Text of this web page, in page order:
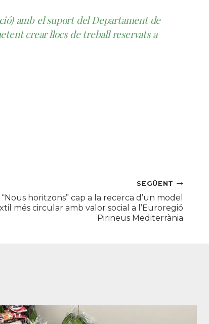
amb el suport del Departament de
crear llocs de treball reservats a
SEGÜENT
horitzons” cap a la recerca d’un model
més circular amb valor social a l’Euroregió
Pirineus Mediterrània